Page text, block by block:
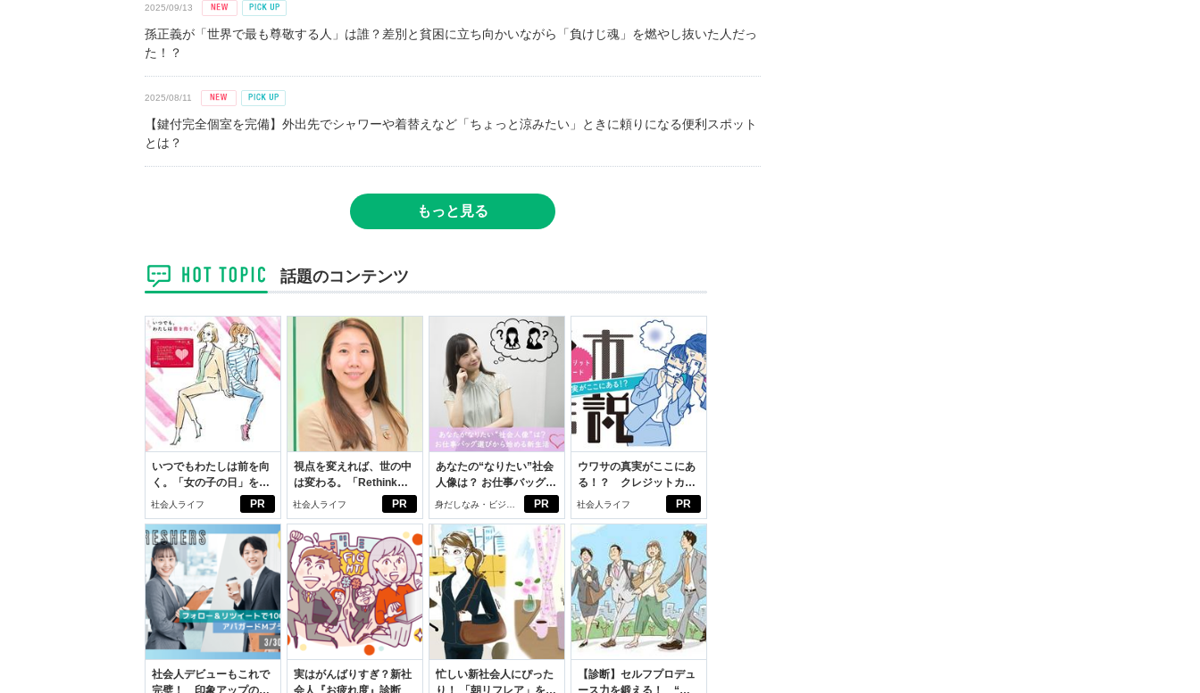
2025/09/13
孫正義が「世界で最も尊敬する人」は誰？差別と貧困に立ち向かいながら「負けじ魂」を燃やし抜いた人だっ
た！？
2025/08/11
【鍵付完全個室を完備】外出先でシャワーや着替えなど「ちょっと涼みたい」ときに頼りになる便利スポット
とは？
もっと見る
話題のコンテンツ
PR
いつでもわたしは前を向
く。「女の子の日」を前
向きに♪社会人エリ・大
社会人ライフ PR
視点を変えれば、世の中
は変わる。「Rethink
PROJECT」がつたえた
社会人ライフ PR
あなたの“なりたい”社会
人像は？ お仕事バッグ選
びから始める新生活
身だしなみ・ビジネ
スアイテム
PR
ウワサの真実がここにあ
る！？ クレジットカー
ドの都市伝説
社会人ライフ
社会人デビューもこれで
完璧！ 印象アップのセ
実はがんばりすぎ？新社
会人『お疲れ度』診断
忙しい新社会人にぴった
り！ 「朝リフレア」をは
【診断】セルフプロデュ
ース力を鍛える！ “ジ